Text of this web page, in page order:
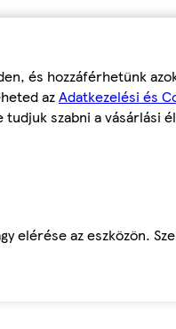
és hozzáférhetünk
azAdatkezelési és
szabni a vásárlási
elérése az eszközön.